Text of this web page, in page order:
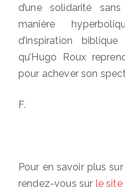
d’une solidarité
manière
d’inspiration
qu’Hugo Roux
pour achever son
F.
Pour en savoir plus
rendez-vous sur le site